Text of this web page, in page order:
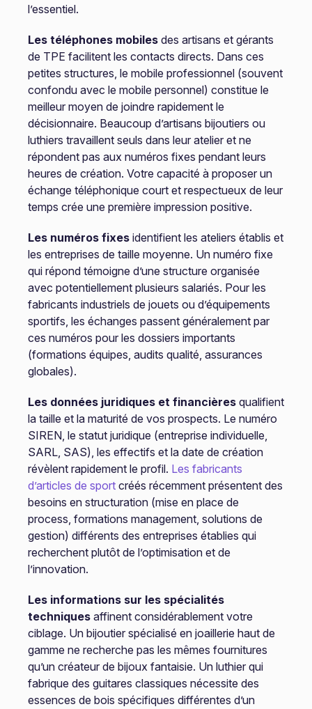
l’essentiel.
Les téléphones mobilesdes artisans et gérants
de TPE facilitent les contacts directs. Dans ces
petites structures, le mobile professionnel (souvent
confondu avec le mobile personnel) constitue le
meilleur moyen de joindre rapidement le
décisionnaire. Beaucoup d’artisans bijoutiers ou
luthiers travaillent seuls dans leur atelier et ne
répondent pas aux numéros fixes pendant leurs
heures de création. Votre capacité à proposer un
échange téléphonique court et respectueux de leur
temps crée une première impression positive.
Les numéros fixesidentifient les ateliers établis et
les entreprises de taille moyenne. Un numéro fixe
qui répond témoigne d’une structure organisée
avec potentiellement plusieurs salariés. Pour les
fabricants industriels de jouets ou d’équipements
sportifs, les échanges passent généralement par
ces numéros pour les dossiers importants
(formations équipes, audits qualité, assurances
globales).
Les données juridiques et financièresqualifient
la taille et la maturité de vos prospects. Le numéro
SIREN, le statut juridique (entreprise individuelle,
SARL, SAS), les effectifs et la date de création
révèlent rapidement le profil. Les fabricants
d’articles de sportcréés récemment présentent des
besoins en structuration (mise en place de
process, formations management, solutions de
gestion) différents des entreprises établies qui
recherchent plutôt de l’optimisation et de
l’innovation.
Les informations sur les spécialités
techniquesaffinent considérablement votre
ciblage. Un bijoutier spécialisé en joaillerie haut de
gamme ne recherche pas les mêmes fournitures
qu’un créateur de bijoux fantaisie. Un luthier qui
fabrique des guitares classiques nécessite des
essences de bois spécifiques différentes d’un